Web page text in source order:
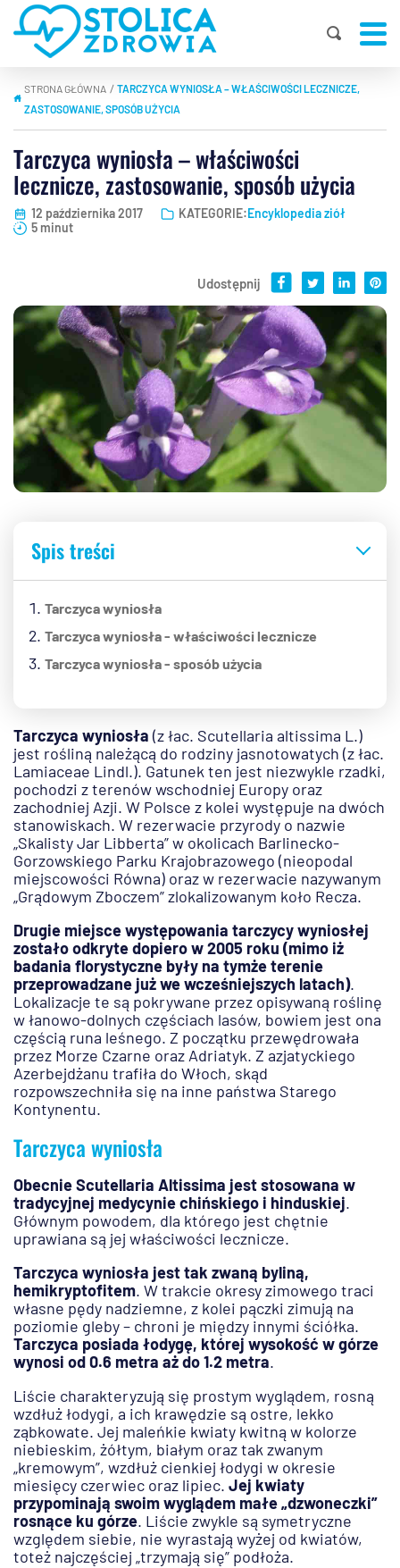
STRONA GŁÓWNA | TARCZYCA WYNIOSŁA – WŁAŚCIWOŚCI LECZNICZE,
ZASTOSOWANIE, SPOSÓB UŻYCIA
Tarczyca wyniosła – właściwości
lecznicze, zastosowanie, sposób użycia
12 października 2017 KATEGORIE:Encyklopedia ziół
5 minut
Udostępnij
Spis treści
Tarczyca wyniosła
Tarczyca wyniosła - właściwości lecznicze
Tarczyca wyniosła - sposób użycia
Tarczyca wyniosła (z łac. Scutellaria altissima L.)
jest rośliną należącą do rodziny jasnotowatych (z łac.
Lamiaceae Lindl.). Gatunek ten jest niezwykle rzadki,
pochodzi z terenów wschodniej Europy oraz
zachodniej Azji. W Polsce z kolei występuje na dwóch
stanowiskach. W rezerwacie przyrody o nazwie
„Skalisty Jar Libberta” w okolicach Barlinecko-
Gorzowskiego Parku Krajobrazowego (nieopodal
miejscowości Równa) oraz w rezerwacie nazywanym
„Grądowym Zboczem” zlokalizowanym koło Recza.
Drugie miejsce występowania tarczycy wyniosłej
zostało odkryte dopiero w 2005 roku (mimo iż
badania florystyczne były na tymże terenie
przeprowadzane już we wcześniejszych latach).
Lokalizacje te są pokrywane przez opisywaną roślinę
w łanowo-dolnych częściach lasów, bowiem jest ona
częścią runa leśnego. Z początku przewędrowała
przez Morze Czarne oraz Adriatyk. Z azjatyckiego
Azerbejdżanu trafiła do Włoch, skąd
rozpowszechniła się na inne państwa Starego
Kontynentu.
Tarczyca wyniosła
Obecnie Scutellaria Altissima jest stosowana w
tradycyjnej medycynie chińskiego i hinduskiej.
Głównym powodem, dla którego jest chętnie
uprawiana są jej właściwości lecznicze.
Tarczyca wyniosła jest tak zwaną byliną,
hemikryptofitem. W trakcie okresy zimowego traci
własne pędy nadziemne, z kolei pączki zimują na
poziomie gleby – chroni je między innymi ściółka.
Tarczyca posiada łodygę, której wysokość w górze
wynosi od 0.6 metra aż do 1.2 metra.
Liście charakteryzują się prostym wyglądem, rosną
wzdłuż łodygi, a ich krawędzie są ostre, lekko
ząbkowate. Jej maleńkie kwiaty kwitną w kolorze
niebieskim, żółtym, białym oraz tak zwanym
„kremowym”, wzdłuż cienkiej łodygi w okresie
miesięcy czerwiec oraz lipiec. Jej kwiaty
przypominają swoim wyglądem małe „dzwoneczki”
rosnące ku górze. Liście zwykle są symetryczne
względem siebie, nie wyrastają wyżej od kwiatów,
toteż najczęściej „trzymają się” podłoża.